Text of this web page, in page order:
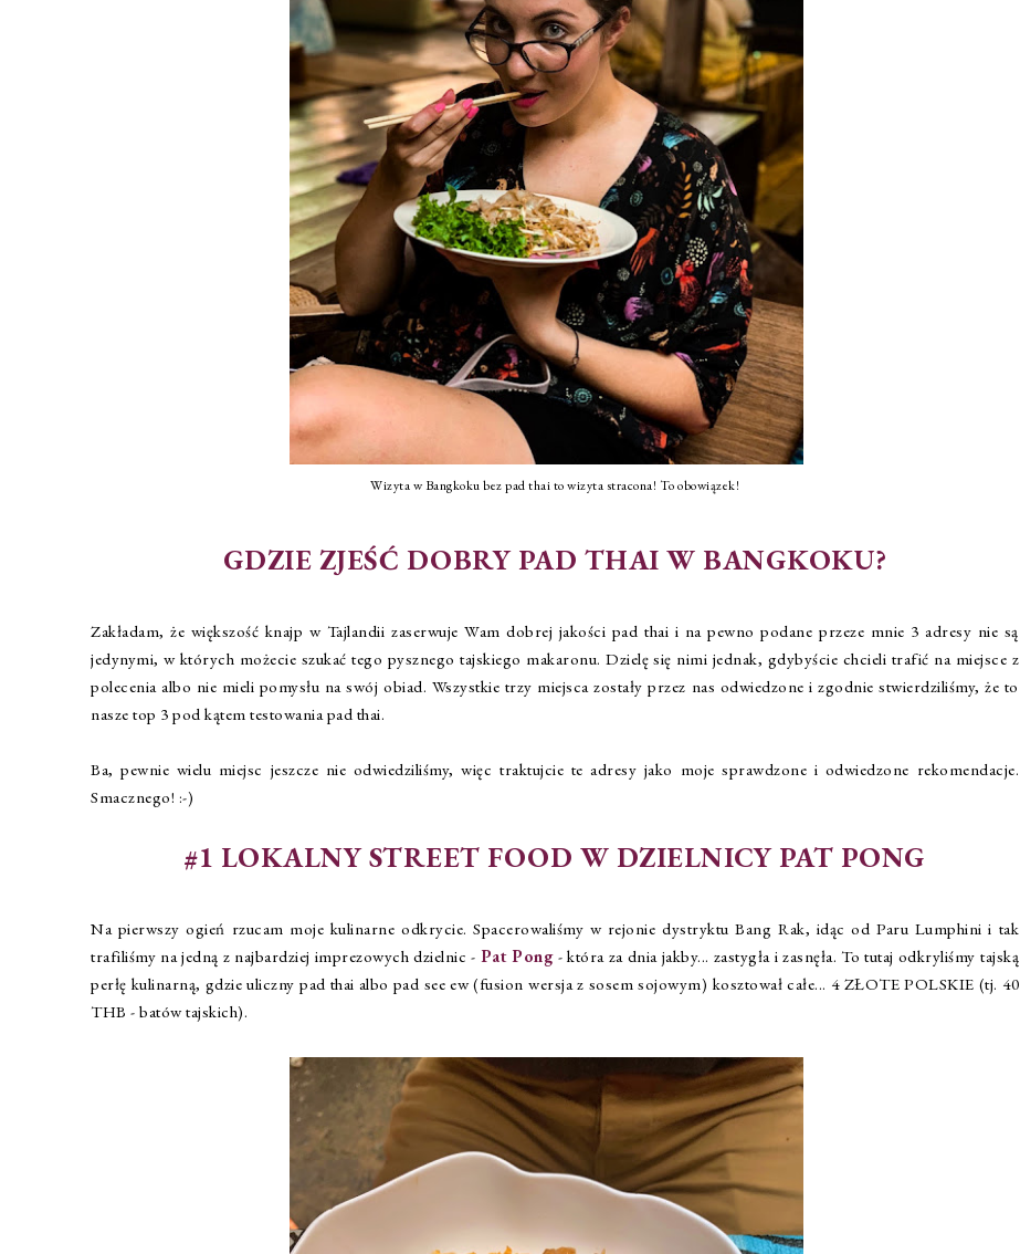
Wizyta w Bangkoku bez pad thai to wizyta stracona! To obowiązek!
GDZIE ZJEŚĆ DOBRY PAD THAI W BANGKOKU?
Zakładam, że większość knajp w Tajlandii zaserwuje Wam dobrej jakości pad thai i na pewno podane przeze mnie 3 adresy nie są
jedynymi, w których możecie szukać tego pysznego tajskiego makaronu. Dzielę się nimi jednak, gdybyście chcieli trafić na miejsce z
polecenia albo nie mieli pomysłu na swój obiad. Wszystkie trzy miejsca zostały przez nas odwiedzone i zgodnie stwierdziliśmy, że to
nasze top 3 pod kątem testowania pad thai.
Ba, pewnie wielu miejsc jeszcze nie odwiedziliśmy, więc traktujcie te adresy jako moje sprawdzone i odwiedzone rekomendacje.
Smacznego! :-)
#1 LOKALNY STREET FOOD W DZIELNICY PAT PONG
Na pierwszy ogień rzucam moje kulinarne odkrycie. Spacerowaliśmy w rejonie dystryktu Bang Rak, idąc od Paru Lumphini i tak
trafiliśmy na jedną z najbardziej imprezowych dzielnic - Pat Pong- która za dnia jakby... zastygła i zasnęła. To tutaj odkryliśmy tajską
perłę kulinarną, gdzie uliczny pad thai albo pad see ew (fusion wersja z sosem sojowym) kosztował całe... 4 ZŁOTE POLSKIE (tj. 40
THB - batów tajskich).